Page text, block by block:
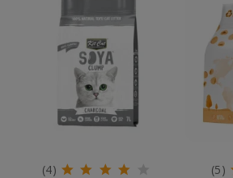
(4)
(5)